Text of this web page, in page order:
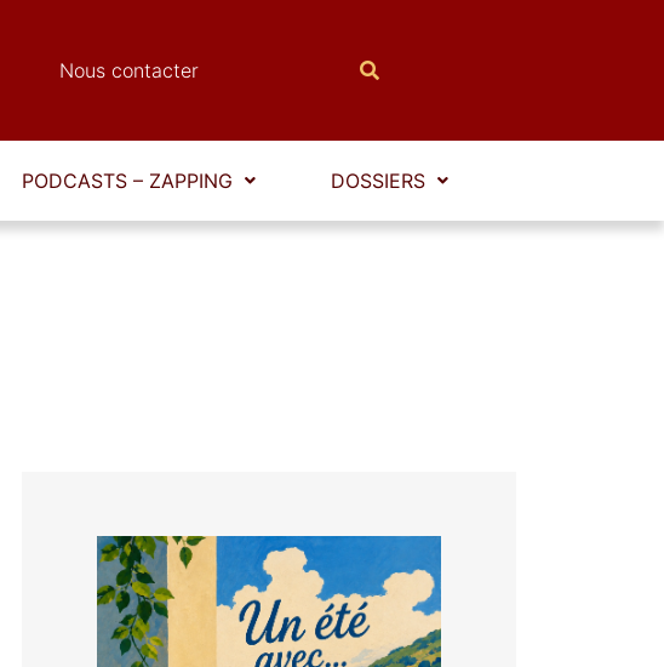
Nous contacter
PODCASTS – ZAPPING DOSSIERS